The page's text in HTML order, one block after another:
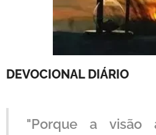
DEVOCIONAL DIÁRIO
"Porque a visão